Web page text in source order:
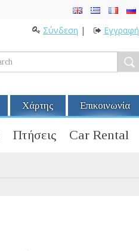
Σύνδεση | Εγγραφή
Χάρτης Επικοινωνία
Πτήσεις Car Rental